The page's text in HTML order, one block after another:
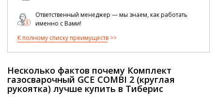
Ответственный менеджер — мы знаем, как работать
именно с Вами!
К полному списку преимуществ
Несколько фактов почему Комплект
газосварочный GCE COMBI 2 (круглая
рукоятка) лучше купить в Тиберис